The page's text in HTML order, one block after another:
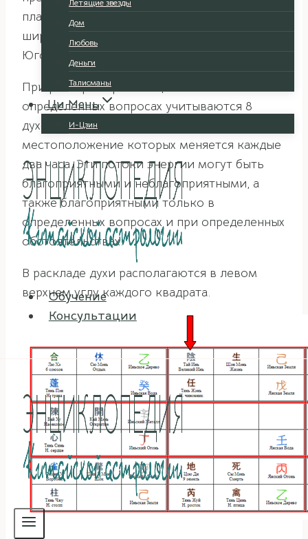
Летящие звезды
Дом
Любовь
Деньги
Талисманы
Ци Мень
И-Цзин
Обучение
Консультации
планирования Древнего Китая, которое
широко применяется в самом Китае и в
Юго-Восточной Азии.
При разборе карты по Ци Мень в
определенных вопросах учитываются 8
духов – 8 потоков энергии Ци,
местоположение которых меняется каждые
два часа. Эти потоки энергии могут быть
благоприятными и неблагоприятными, а
также благоприятными только в
определенных вопросах и при определенных
обстоятельствах.
В раскладе духи располагаются в левом
верхнем углу каждого квадрата.